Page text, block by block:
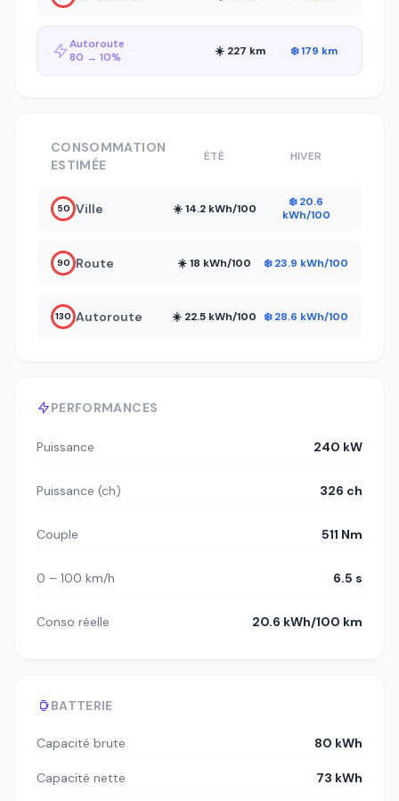
Autoroute
80 → 10%
☀️ 227 km ❄️ 179 km
PERFORMANCES
Puissance 240 kW
Puissance (ch) 326 ch
Couple 511 Nm
0 – 100 km/h 6.5 s
Conso réelle 20.6 kWh/100 km
BATTERIE
Capacité brute 80 kWh
Capacité nette 73 kWh
CONSOMMATION
ESTIMÉE
ÉTÉ HIVER
50 Ville ☀️ 14.2 kWh/100
❄️ 20.6
kWh/100
90 Route ☀️ 18 kWh/100 ❄️ 23.9 kWh/100
130 Autoroute ☀️ 22.5 kWh/100 ❄️ 28.6 kWh/100